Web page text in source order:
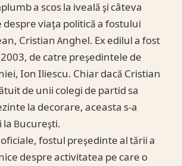
a scos la iveală şi câteva
viaţa politică a fostului
Cristian Anghel. Ex edilul a fost
de catre preşedintele de
Ion Iliescu. Chiar dacă Cristian
de unii colegi de partid sa
la decorare, aceasta s-a
Bucureşti.
fostul preşedinte al tării a
despre activitatea pe care o